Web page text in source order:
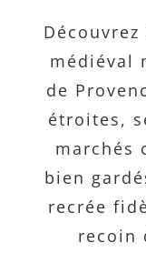
médiéval
de
étroites,
marchés
bien
recrée
recoin